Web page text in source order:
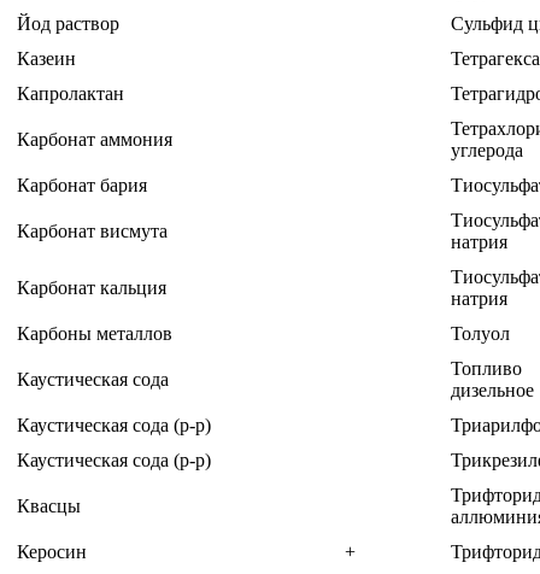
Йод раствор
Сульфид
Казеин
Капролактан
Карбонат аммония
углерода
Карбонат бария
Карбонат висмута
натрия
Карбонат кальция
натрия
Карбоны металлов
Толуол
Каустическая сода
Топливо
дизельное
Каустическая сода (р-р)
Каустическая сода (р-р)
Квасцы
Керосин
+